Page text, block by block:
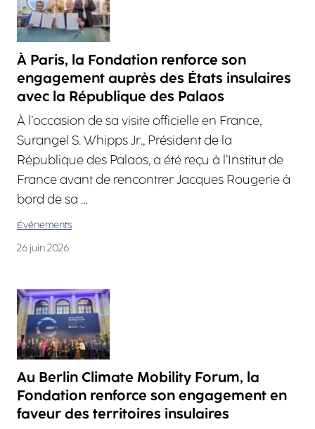
À Paris, la Fondation renforce son
engagement auprès des États insulaires
avec la République des Palaos
À l’occasion de sa visite officielle en France,
Surangel S. Whipps Jr., Président de la
République des Palaos, a été reçu à l’Institut de
France avant de rencontrer Jacques Rougerie à
bord de sa …
Événements
26 juin 2026
Au Berlin Climate Mobility Forum, la
Fondation renforce son engagement en
faveur des territoires insulaires